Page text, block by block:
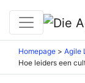
Homepage Agile